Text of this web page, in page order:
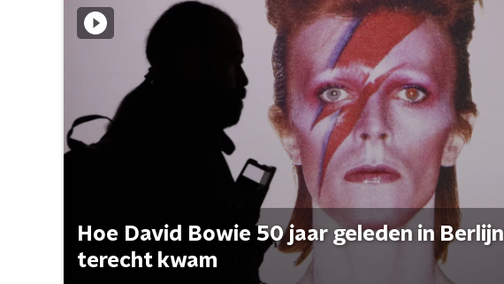
Hoe David Bowie 50 jaar geleden in Berlijn
terecht kwam